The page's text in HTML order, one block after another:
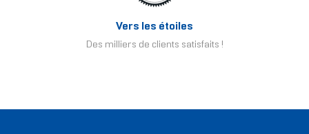
Vers les étoiles
Des milliers de clients satisfaits !